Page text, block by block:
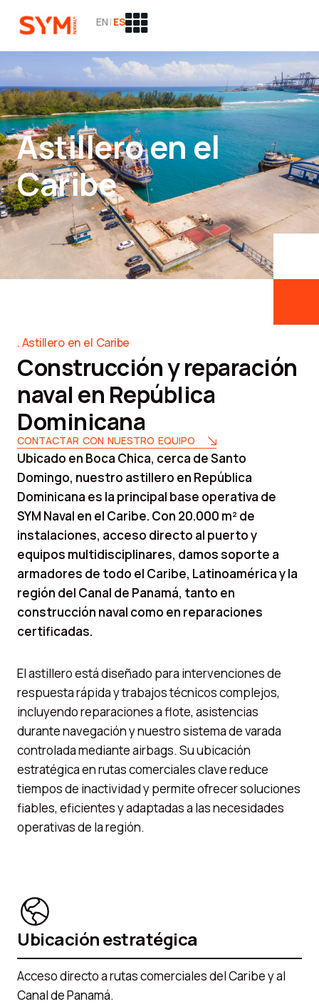
EN | ES
Astillero en el
Caribe
Astillero en el Caribe
Construcción y reparación
naval en República
Dominicana
CONTACTAR CON NUESTRO EQUIPO
Ubicado en Boca Chica, cerca de Santo
Domingo, nuestro astillero en República
Dominicana es la principal base operativa de
SYM Naval en el Caribe. Con 20.000 m² de
instalaciones, acceso directo al puerto y
equipos multidisciplinares, damos soporte a
armadores de todo el Caribe, Latinoamérica y la
región del Canal de Panamá, tanto en
construcción naval como en reparaciones
certificadas.
El astillero está diseñado para intervenciones de
respuesta rápida y trabajos técnicos complejos,
incluyendo reparaciones a flote, asistencias
durante navegación y nuestro sistema de varada
controlada mediante airbags. Su ubicación
estratégica en rutas comerciales clave reduce
tiempos de inactividad y permite ofrecer soluciones
fiables, eficientes y adaptadas a las necesidades
operativas de la región.
Ubicación estratégica
Acceso directo a rutas comerciales del Caribe y al
Canal de Panamá.